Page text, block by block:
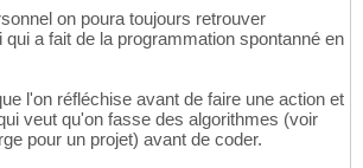
on poura toujours retrouver
qui a fait de la programmation spontanné en
l'on réfléchise avant de faire une action et
veut qu'on fasse des algorithmes (voir
pour un projet) avant de coder.